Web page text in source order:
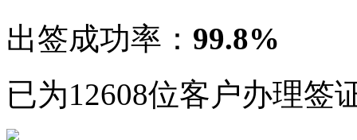
出签成功率： 99.8%
已为12608位客户办理签